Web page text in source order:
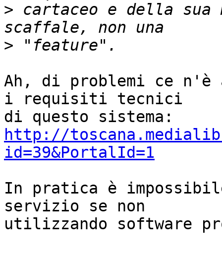
> cartaceo e della sua
>
Ah, di problemi ce n'è
i requisiti tecnici
http://
id=39&PortalId=1
In pratica è
servizio se non
utilizzando software